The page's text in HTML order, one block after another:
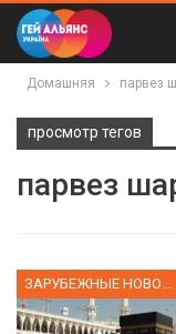
Домашняя парвез
просмотр тегов
парвез